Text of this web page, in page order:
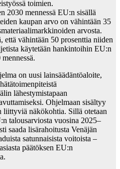
toimien.
2030 mennessä EU:n sisällä
kaupan arvo on vähintään 35
arvosta.
että vähintään 50 prosenttia niiden
käytetään hankintoihin EU:n
on uusi lainsäädäntöaloite,
lähestymistapaan
Ohjelmaan sisältyy
liittyviä näkökohtia. Sillä otetaan
talousarviosta vuosina 2025–
saada lisärahoitusta Venäjän
satunnaisista voitoista –
päätöksen EU:n